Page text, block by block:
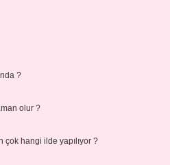
?
olur ?
çok hangi ilde yapılıyor ?